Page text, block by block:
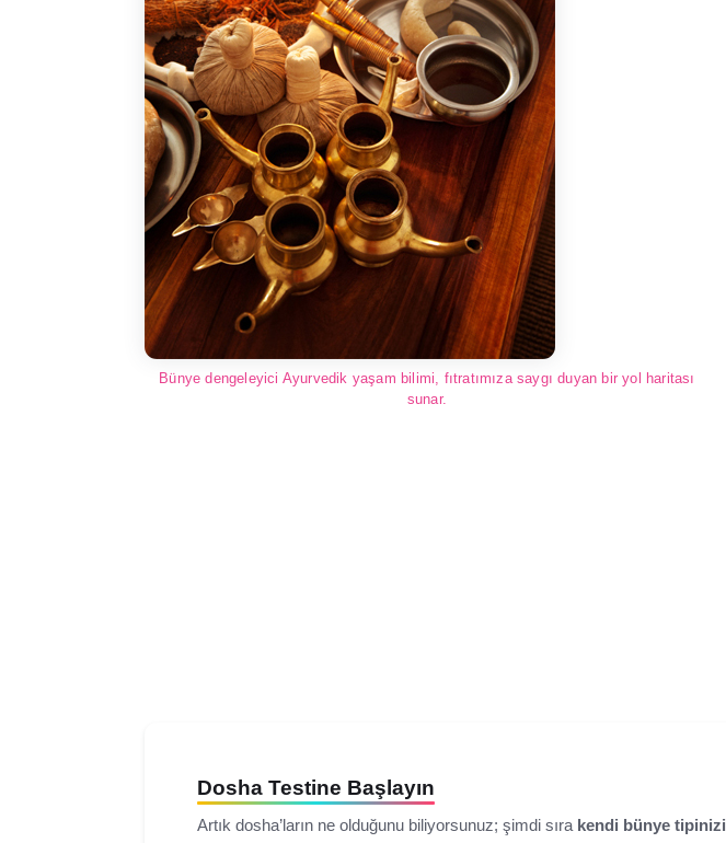
Bünye dengeleyici Ayurvedik yaşam bilimi, fıtratımıza saygı duyan bir yol haritası
sunar.
Dosha Testine Başlayın
Artık dosha’ların ne olduğunu biliyorsunuz; şimdi sıra kendi bünye tipinizi